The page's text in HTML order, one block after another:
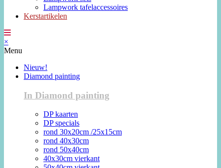
Lampwork tafelaccessoires
Kerstartikelen
×
Menu
Nieuw!
Diamond painting
In Diamond painting
DP kaarten
DP specials
rond 30x20cm /25x15cm
rond 40x30cm
rond 50x40cm
40x30cm vierkant